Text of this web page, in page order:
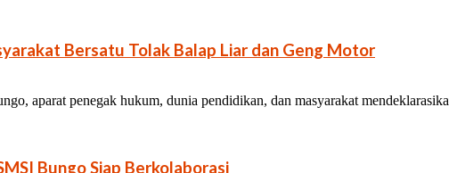
Bersatu Tolak Balap Liar dan Geng Motor
aparat penegak hukum, dunia pendidikan, dan masyarakat
Bungo Siap Berkolaborasi